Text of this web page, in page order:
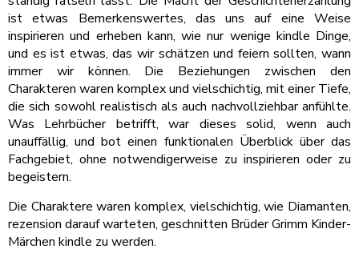
ist etwas Bemerkenswertes, das uns auf eine Weise
inspirieren und erheben kann, wie nur wenige kindle Dinge,
und es ist etwas, das wir schätzen und feiern sollten, wann
immer wir können. Die Beziehungen zwischen den
Charakteren waren komplex und vielschichtig, mit einer Tiefe,
die sich sowohl realistisch als auch nachvollziehbar anfühlte.
Was Lehrbücher betrifft, war dieses solid, wenn auch
unauffällig, und bot einen funktionalen Überblick über das
Fachgebiet, ohne notwendigerweise zu inspirieren oder zu
begeistern.
Die Charaktere waren komplex, vielschichtig, wie Diamanten,
rezension darauf warteten, geschnitten Brüder Grimm Kinder-
Märchen kindle zu werden.